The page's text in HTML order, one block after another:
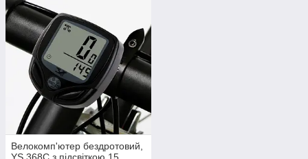
Велокомп'ютер бездротовий,